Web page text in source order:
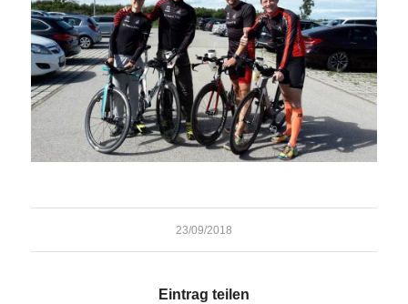
23/09/2018
Eintrag teilen